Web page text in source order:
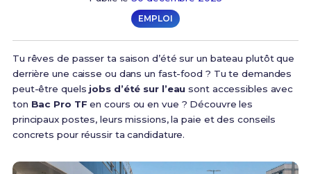
EMPLOI
Tu rêves de passer ta saison d’été sur un bateau plutôt que
derrière une caisse ou dans un fast-food ? Tu te demandes
peut-être quels jobs d’été sur l’eau sont accessibles avec
ton Bac Pro TF en cours ou en vue ? Découvre les
principaux postes, leurs missions, la paie et des conseils
concrets pour réussir ta candidature.